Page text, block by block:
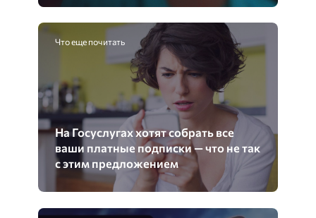
Что еще почитать
На Госуслугах хотят собрать все
ваши платные подписки — что не так
с этим предложением